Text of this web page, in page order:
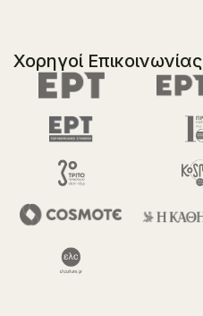
Χορηγοί Επικοινωνίας